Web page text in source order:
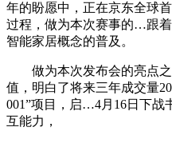
年的盼愿中，正在京东全球
过程，做为本次赛事的…跟
智能家居概念的普及。
做为本次发布会的亮点之
值，明白了将来三年成交量
001”项目，启…4月16日下战
互能力，